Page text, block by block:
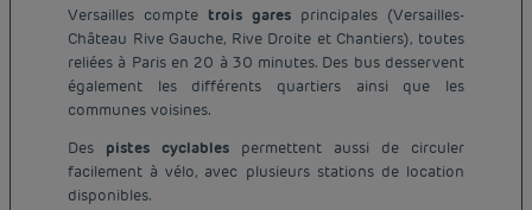
Versailles compte trois gares principales (Versailles-
Château Rive Gauche, Rive Droite et Chantiers), toutes
reliées à Paris en 20 à 30 minutes. Des bus desservent
également les différents quartiers ainsi que les
communes voisines.
Des pistes cyclables permettent aussi de circuler
facilement à vélo, avec plusieurs stations de location
disponibles.